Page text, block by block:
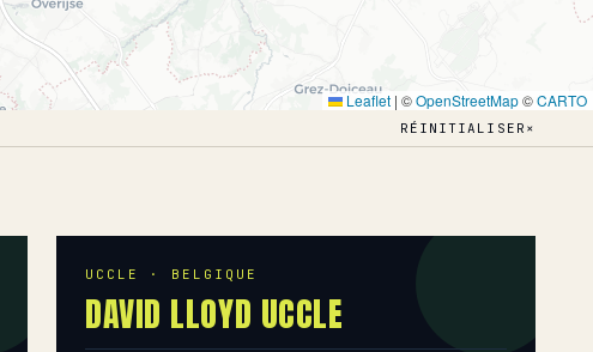
Leaflet | ©OpenStreetMap©CARTO
RÉINITIALISER ×
UCCLE · BELGIQUE
DAVID LLOYD UCCLE